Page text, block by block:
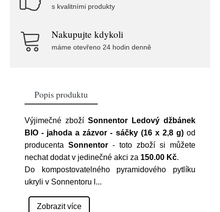
s kvalitními produkty
Nakupujte kdykoli
máme otevřeno 24 hodin denně
Popis produktu
Výjimečné zboží Sonnentor Ledový džbánek
BIO - jahoda a zázvor - sáčky (16 x 2,8 g)od
producenta Sonnentor - toto zboží si můžete
nechat dodat v jedinečné akci za 150.00 Kč.
Do kompostovatelného pyramidového pytlíku
ukryli v Sonnentoru l ...
Zobrazit více